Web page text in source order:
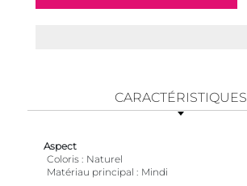
CARACTÉRISTIQUES
Aspect
Coloris
Naturel
Matériau principal
Mindi